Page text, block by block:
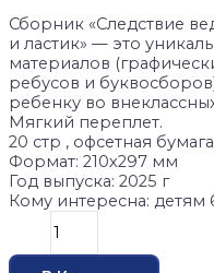
Сборник «Следствие
и ластик» — это
материалов
ребусов и
ребенку во
Мягкий переплет.
20 стр , офсетная бумага
Формат: 210х297 мм
Год выпуска: 2025 г
Кому интересна: детям